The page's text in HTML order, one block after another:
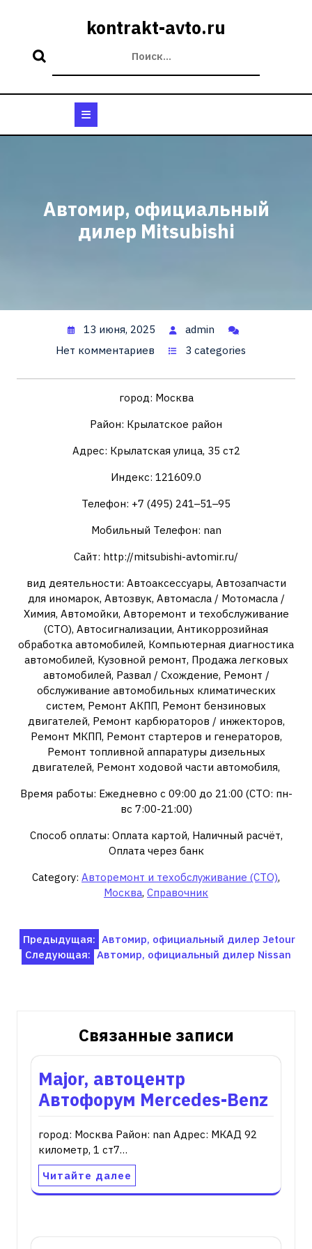
kontrakt-avto.ru
Автомир, официальный
дилер Mitsubishi
13 июня, 2025
admin
Нет комментариев
3 categories
город: Москва
Район: Крылатское район
Адрес: Крылатская улица, 35 ст2
Индекс: 121609.0
Телефон: +7 (495) 241‒51‒95
Мобильный Телефон: nan
Сайт: http://mitsubishi-avtomir.ru/
вид деятельности: Автоаксессуары, Автозапчасти
для иномарок, Автозвук, Автомасла / Мотомасла /
Химия, Автомойки, Авторемонт и техобслуживание
(СТО), Автосигнализации, Антикоррозийная
обработка автомобилей, Компьютерная диагностика
автомобилей, Кузовной ремонт, Продажа легковых
автомобилей, Развал / Схождение, Ремонт /
обслуживание автомобильных климатических
систем, Ремонт АКПП, Ремонт бензиновых
двигателей, Ремонт карбюраторов / инжекторов,
Ремонт МКПП, Ремонт стартеров и генераторов,
Ремонт топливной аппаратуры дизельных
двигателей, Ремонт ходовой части автомобиля,
Время работы: Ежедневно с 09:00 до 21:00 (СТО: пн-
вс 7:00-21:00)
Способ оплаты: Оплата картой, Наличный расчёт,
Оплата через банк
Category: Авторемонт и техобслуживание (СТО),
Москва, Справочник
Навигация
по
Предыдущая: Автомир, официальный дилер Jetour
Следующая: Автомир, официальный дилер Nissan
Связанные записи
Major, автоцентр
Автофорум Mercedes-Benz
город: Москва Район: nan Адрес: МКАД 92
километр, 1 ст7…
Читайте далее